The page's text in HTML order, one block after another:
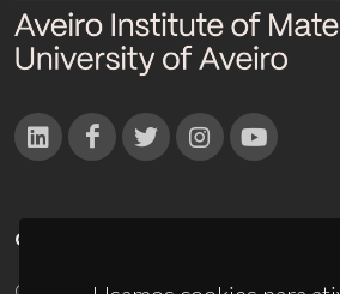
CONTACTOS
Campus Universitário de Santiago